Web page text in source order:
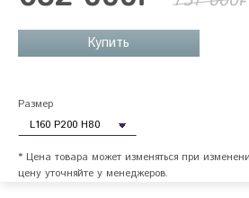
Купить
Размер
* Цена товара может изменяться при
цену уточняйте у менеджеров.